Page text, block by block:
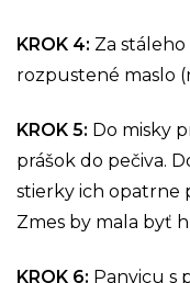
KROK 4: Za
rozpustené maslo
KROK 5: Do misky
prášok do pečiva.
stierky ich opatrne
Zmes by mala byť
KROK 6: Panvicu s